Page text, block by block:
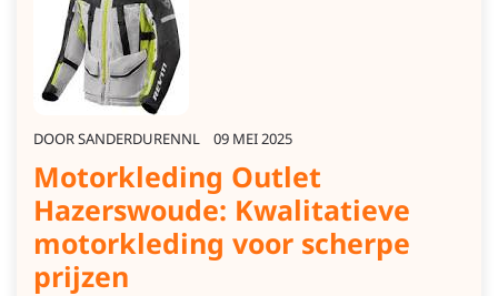
DOORSANDERDURENNL 09 MEI 2025
Motorkleding Outlet
Hazerswoude: Kwalitatieve
motorkleding voor scherpe
prijzen